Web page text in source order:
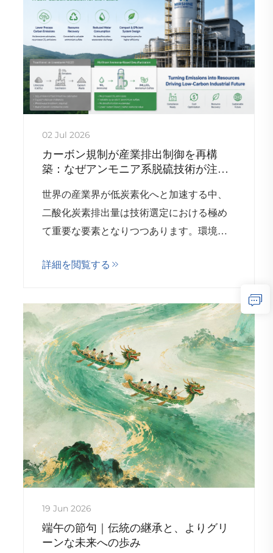
02 Jul 2026
カーボン規制が産業排出制御を再構
築：なぜアンモニア系脱硫技術が注目
世界の産業界が低炭素化へと加速する中、
二酸化炭素排出量は技術選定における極め
て重要な要素となりつつあります。環境保
性能のみで評価される時代ではなくなりま
詳細を閲覧する
19 Jun 2026
端午の節句｜伝統の継承と、よりグリ
ーンな未来への歩み